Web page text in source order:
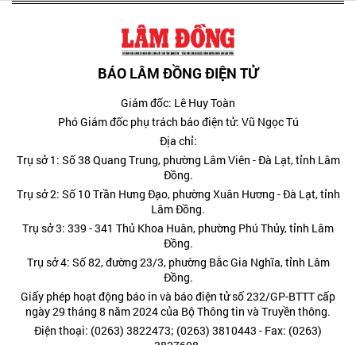
BÁO LÂM ĐỒNG ĐIỆN TỬ
Giám đốc: Lê Huy Toàn
Phó Giám đốc phụ trách báo điện tử: Vũ Ngọc Tú
Địa chỉ:
Trụ sở 1: Số 38 Quang Trung, phường Lâm Viên - Đà Lạt, tỉnh Lâm
Đồng.
Trụ sở 2: Số 10 Trần Hưng Đạo, phường Xuân Hương - Đà Lạt, tỉnh
Lâm Đồng.
Trụ sở 3: 339 - 341 Thủ Khoa Huân, phường Phú Thủy, tỉnh Lâm
Đồng.
Trụ sở 4: Số 82, đường 23/3, phường Bắc Gia Nghĩa, tỉnh Lâm
Đồng.
Giấy phép hoạt động báo in và báo điện tử số 232/GP-BTTT cấp
ngày 29 tháng 8 năm 2024 của Bộ Thông tin và Truyền thông.
Điện thoại: (0263) 3822473; (0263) 3810443 - Fax: (0263)